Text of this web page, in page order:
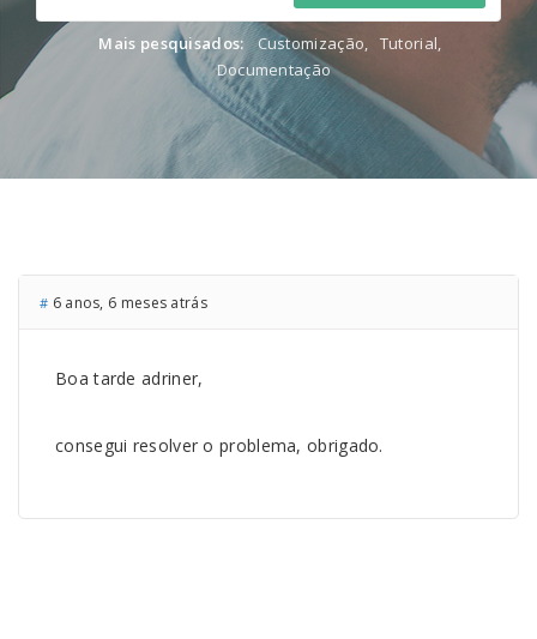
Mais pesquisados: Customização, Tutorial,
Documentação
# 6 anos, 6 meses atrás
Boa tarde adriner,
consegui resolver o problema, obrigado.